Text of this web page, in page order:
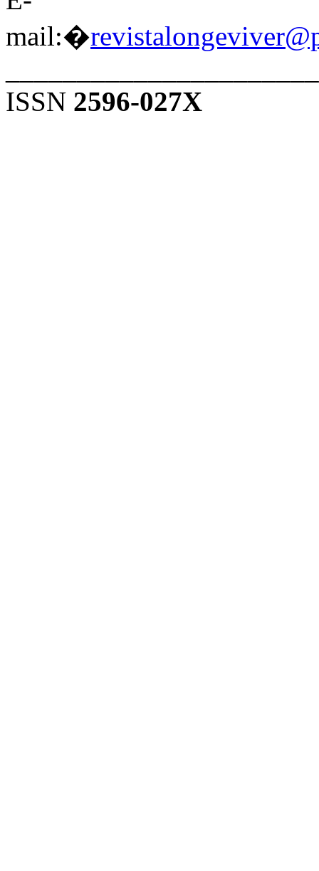
mail:�
ISSN 2596-027X